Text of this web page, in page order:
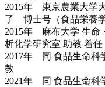
2015年 東京農業大学
了 博士号（食品栄養
2015年 麻布大学 生命
析化学研究室 助教 着任
2017年 同 食品生命科
教
2021年 同 食品生命科